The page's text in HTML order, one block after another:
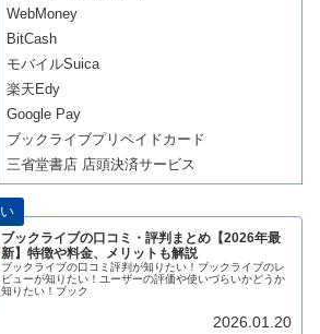
WebMoney
BitCash
モバイルSuica
楽天Edy
Google Pay
ブックライブプリペイドカード
三省堂書店 店頭決済サービス
ブックライブの口コミ・評判まとめ【2026年最
新】特徴や料金、メリットも解説
ブックライブの口コミ評判が知りたい！ブックライブのレ
ビューが知りたい！ユーザーの評価や使いづらいかどうか
知りたい！ブック
2026.01.20